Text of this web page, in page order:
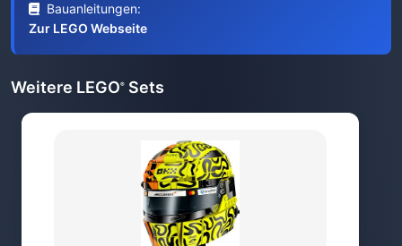
Bauanleitungen:
Zur LEGO Webseite
Weitere LEGO® Sets